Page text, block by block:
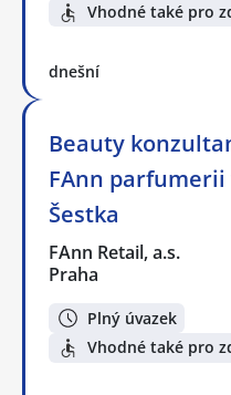
Vhodné také pro
dnešní
Beauty
FAnn parfumerii
Šestka
FAnn Retail, a.s.
Praha
Plný úvazek
Vhodné také pro